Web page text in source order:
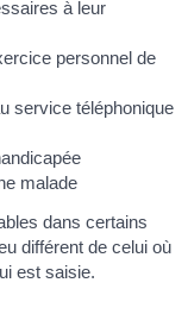
à leur
personnel de
service téléphonique
malade
dans certains
différent de celui où
est saisie.